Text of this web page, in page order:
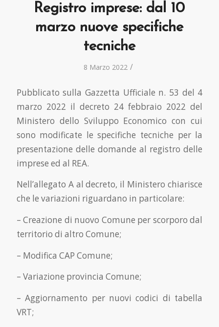
Registro imprese: dal 10
marzo nuove specifiche
tecniche
8 Marzo 2022 /
Pubblicato sulla Gazzetta Ufficiale n. 53 del 4
marzo 2022 il decreto 24 febbraio 2022 del
Ministero dello Sviluppo Economico con cui
sono modificate le specifiche tecniche per la
presentazione delle domande al registro delle
imprese ed al REA.
Nell’allegato A al decreto, il Ministero chiarisce
che le variazioni riguardano in particolare:
– Creazione di nuovo Comune per scorporo dal
territorio di altro Comune;
– Modifica CAP Comune;
– Variazione provincia Comune;
– Aggiornamento per nuovi codici di tabella
VRT;